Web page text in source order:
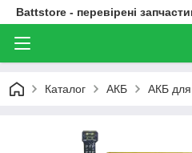
Battstore - перевірені
Каталог АКБ АКБ для